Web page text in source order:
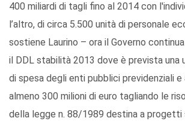
400 miliardi di tagli fino al 2014 con
l’altro, di circa 5.500 unità di personale
sostiene Laurino – ora il Governo
il DDL stabilità 2013 dove è prevista una
di spesa degli enti pubblici previdenziali
almeno 300 milioni di euro tagliando le
della legge n. 88/1989 destina a